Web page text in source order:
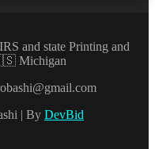
and state Printing and
Michigan
| By DevBid